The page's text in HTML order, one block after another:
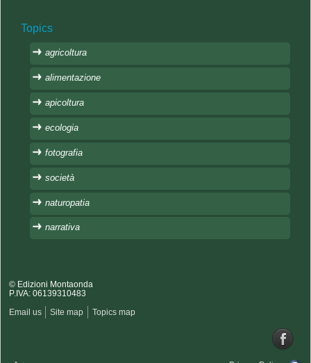
Topics
agricoltura
alimentazione
apicoltura
ecologia
fotografia
società
naturopatia
narrativa
© Edizioni Montaonda
P.IVA: 06139310483
Email us Site map Topics map